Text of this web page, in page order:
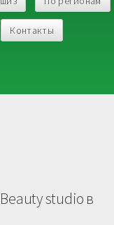
Контакты
studio в